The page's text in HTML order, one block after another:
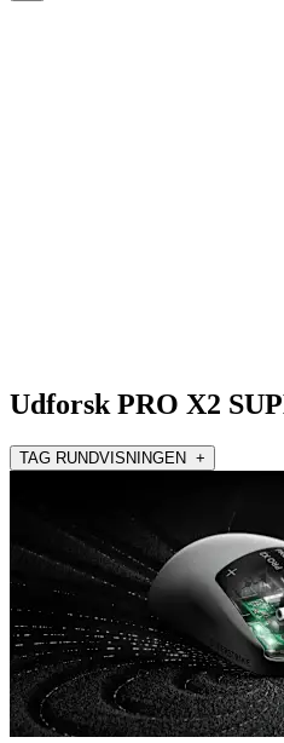
Udforsk PRO X2
TAG RUNDVISNINGEN +